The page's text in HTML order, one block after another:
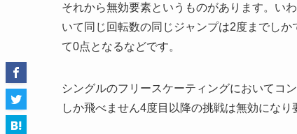
それから無効要素というものがあります。い
いて同じ回転数の同じジャンプは2度までし
て0点となるなどです。
シングルのフリースケーティングにおいてコ
しか飛べません4度目以降の挑戦は無効になり